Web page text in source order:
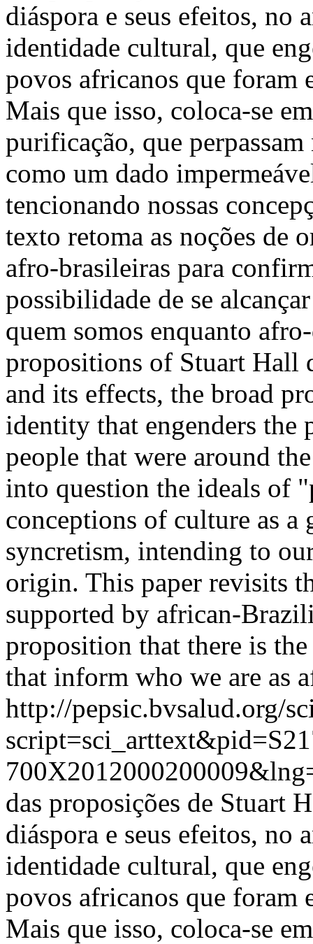
diáspora e seus efeitos, no
identidade cultural, que
povos africanos que
Mais que isso, coloca-se
purificação, que
como um dado
tencionando nossas
texto retoma as noções de
afro-brasileiras para
possibilidade de se
quem somos enquanto
propositions of Stuart Hall
and its effects, the broad
identity that engenders
people that were around
into question the ideals of
conceptions of culture as a
syncretism, intending to
origin. This paper revisits
supported by african-
proposition that there is
that inform who we are as
http://pepsic.bvsalud.org/
das proposições de Stuart
diáspora e seus efeitos, no
identidade cultural, que
povos africanos que
Mais que isso, coloca-se